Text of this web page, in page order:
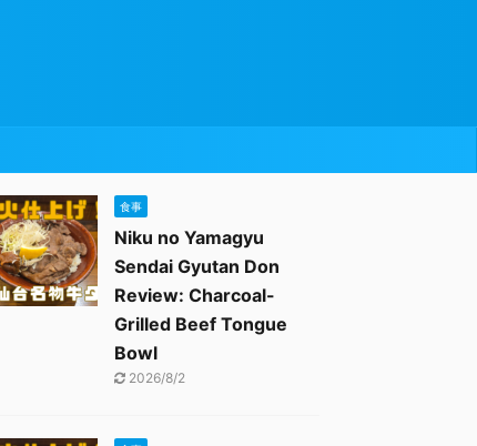
食事
Niku no Yamagyu
Sendai Gyutan Don
Review: Charcoal-
Grilled Beef Tongue
Bowl
2026/8/2